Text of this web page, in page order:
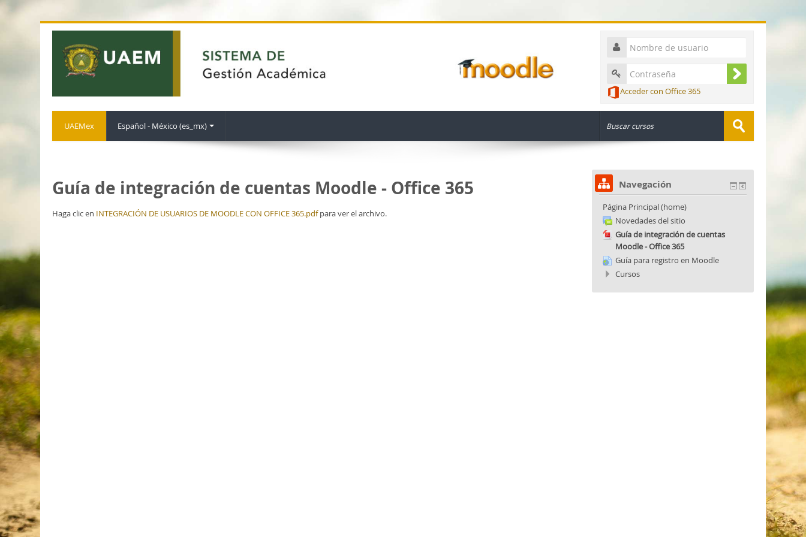
Acceder con Office 365
UAEMex Español - México ‎(es_mx)‎
Guía de integración de cuentas Moodle - Office 365
Haga clic en INTEGRACIÓN DE USUARIOS DE MOODLE CON OFFICE 365.pdfpara ver el archivo.
Navegación
Página Principal (home)
Novedades del sitio
Guía de integración de cuentas
Moodle - Office 365
Guía para registro en Moodle
Cursos